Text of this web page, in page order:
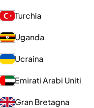
Turchia
Uganda
Ucraina
Emirati Arabi Uniti
Gran Bretagna